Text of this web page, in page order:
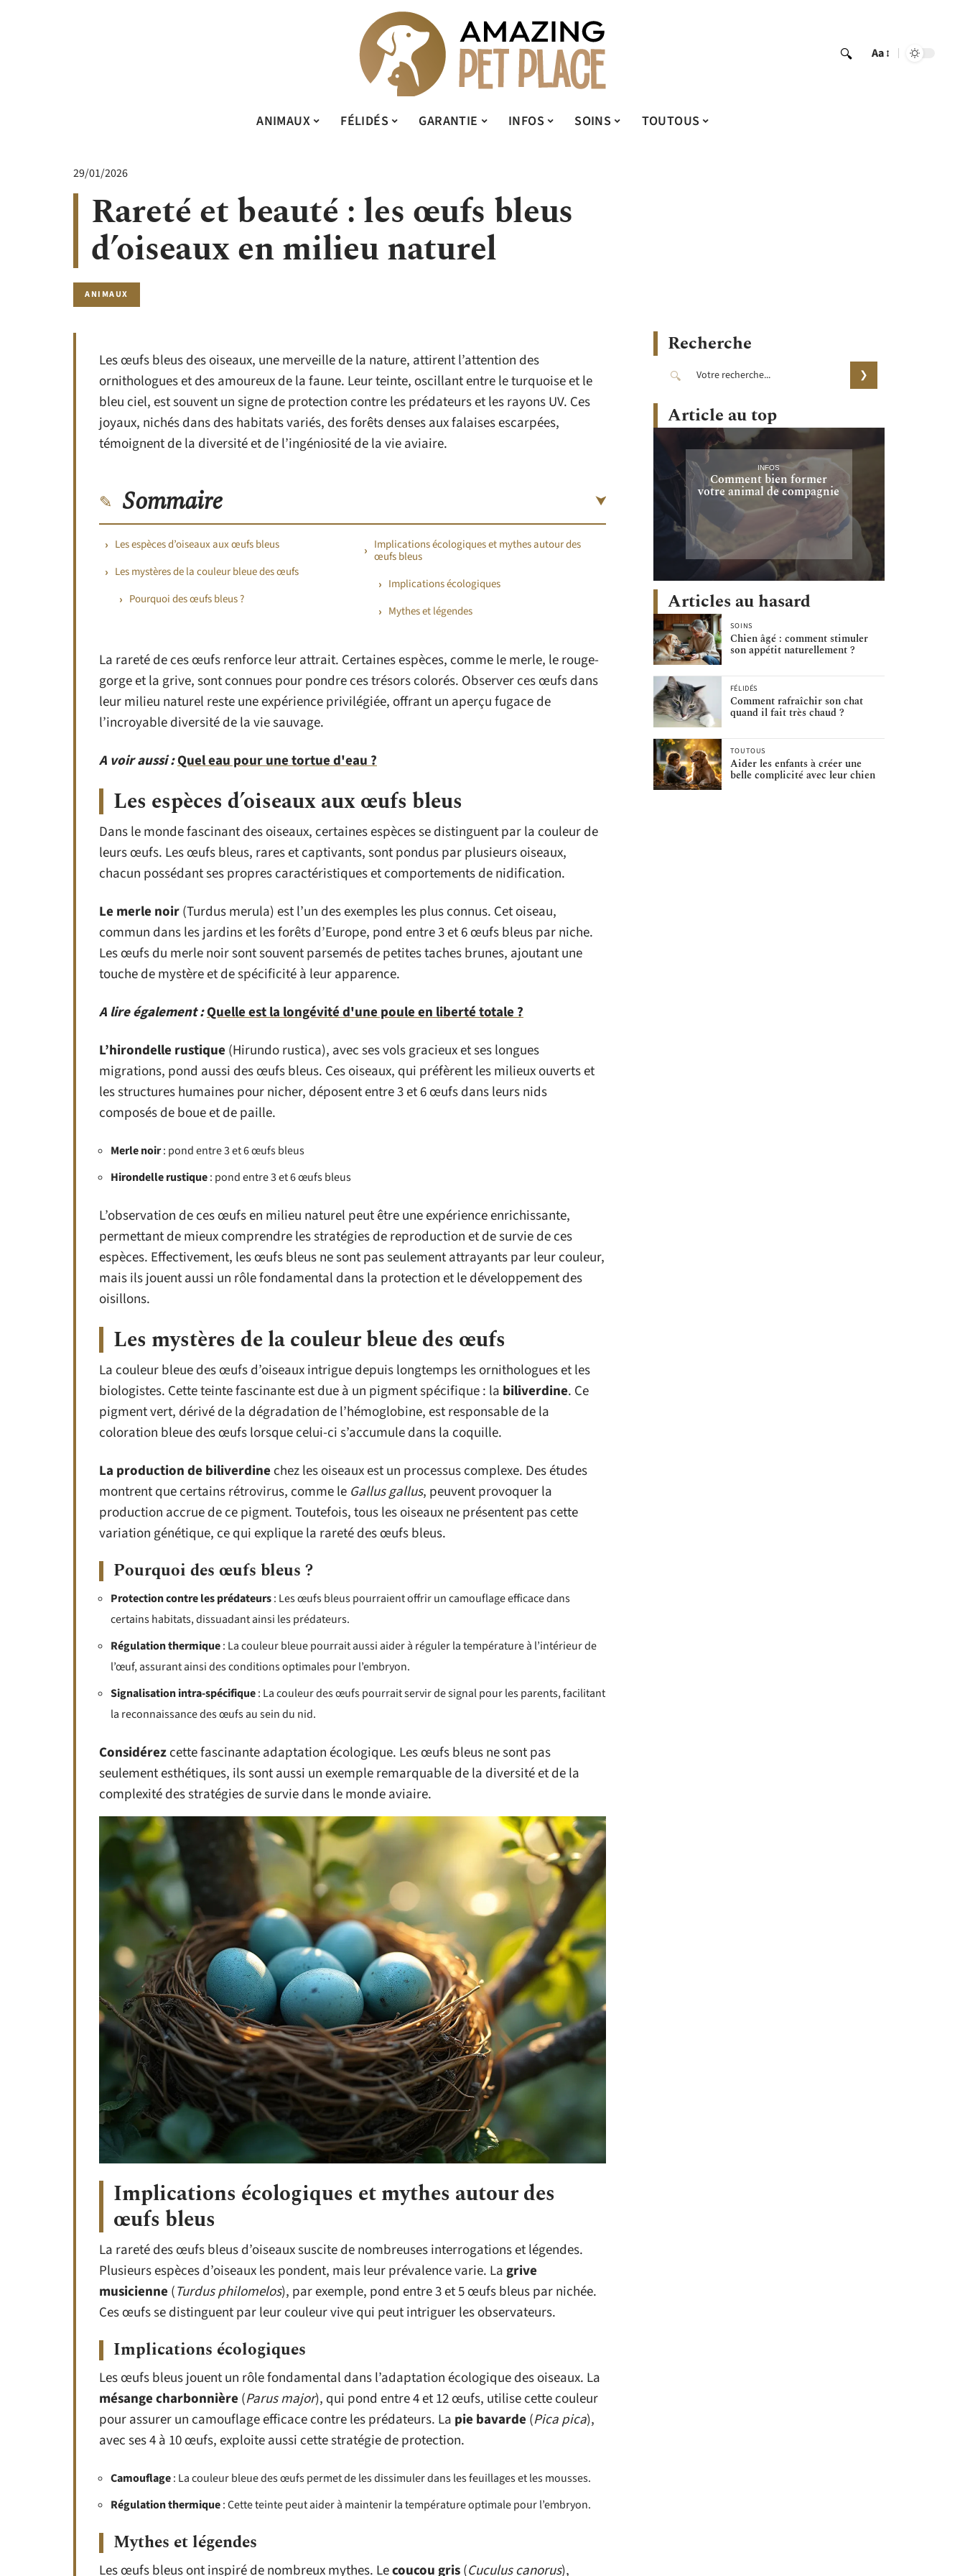
Aa
ANIMAUX FÉLIDÉS GARANTIE INFOS SOINS TOUTOUS
29/01/2026
Rareté et beauté : les œufs bleus
d’oiseaux en milieu naturel
ANIMAUX
Les œufs bleus des oiseaux, une merveille de la nature, attirent l’attention des
ornithologues et des amoureux de la faune. Leur teinte, oscillant entre le turquoise et le
bleu ciel, est souvent un signe de protection contre les prédateurs et les rayons UV. Ces
joyaux, nichés dans des habitats variés, des forêts denses aux falaises escarpées,
témoignent de la diversité et de l’ingéniosité de la vie aviaire.
Sommaire
Les espèces d’oiseaux aux œufs bleus
Les mystères de la couleur bleue des œufs
Pourquoi des œufs bleus ?
Implications écologiques et mythes autour des
œufs bleus
Implications écologiques
Mythes et légendes
La rareté de ces œufs renforce leur attrait. Certaines espèces, comme le merle, le rouge-
gorge et la grive, sont connues pour pondre ces trésors colorés. Observer ces œufs dans
leur milieu naturel reste une expérience privilégiée, offrant un aperçu fugace de
l’incroyable diversité de la vie sauvage.
A voir aussi :Quel eau pour une tortue d'eau ?
Les espèces d’oiseaux aux œufs bleus
Dans le monde fascinant des oiseaux, certaines espèces se distinguent par la couleur de
leurs œufs. Les œufs bleus, rares et captivants, sont pondus par plusieurs oiseaux,
chacun possédant ses propres caractéristiques et comportements de nidification.
Le merle noir(Turdus merula) est l’un des exemples les plus connus. Cet oiseau,
commun dans les jardins et les forêts d’Europe, pond entre 3 et 6 œufs bleus par niche.
Les œufs du merle noir sont souvent parsemés de petites taches brunes, ajoutant une
touche de mystère et de spécificité à leur apparence.
A lire également :Quelle est la longévité d'une poule en liberté totale ?
L’hirondelle rustique (Hirundo rustica), avec ses vols gracieux et ses longues
migrations, pond aussi des œufs bleus. Ces oiseaux, qui préfèrent les milieux ouverts et
les structures humaines pour nicher, déposent entre 3 et 6 œufs dans leurs nids
composés de boue et de paille.
Merle noir: pond entre 3 et 6 œufs bleus
Hirondelle rustique: pond entre 3 et 6 œufs bleus
L’observation de ces œufs en milieu naturel peut être une expérience enrichissante,
permettant de mieux comprendre les stratégies de reproduction et de survie de ces
espèces. Effectivement, les œufs bleus ne sont pas seulement attrayants par leur couleur,
mais ils jouent aussi un rôle fondamental dans la protection et le développement des
oisillons.
Les mystères de la couleur bleue des œufs
La couleur bleue des œufs d’oiseaux intrigue depuis longtemps les ornithologues et les
biologistes. Cette teinte fascinante est due à un pigment spécifique : la biliverdine. Ce
pigment vert, dérivé de la dégradation de l’hémoglobine, est responsable de la
coloration bleue des œufs lorsque celui-ci s’accumule dans la coquille.
La production de biliverdine chez les oiseaux est un processus complexe. Des études
montrent que certains rétrovirus, comme le Gallus gallus, peuvent provoquer la
production accrue de ce pigment. Toutefois, tous les oiseaux ne présentent pas cette
variation génétique, ce qui explique la rareté des œufs bleus.
Pourquoi des œufs bleus ?
Protection contre les prédateurs: Les œufs bleus pourraient offrir un camouflage efficace dans
certains habitats, dissuadant ainsi les prédateurs.
Régulation thermique: La couleur bleue pourrait aussi aider à réguler la température à l’intérieur de
l’œuf, assurant ainsi des conditions optimales pour l’embryon.
Signalisation intra-spécifique: La couleur des œufs pourrait servir de signal pour les parents, facilitant
la reconnaissance des œufs au sein du nid.
Considérezcette fascinante adaptation écologique. Les œufs bleus ne sont pas
seulement esthétiques, ils sont aussi un exemple remarquable de la diversité et de la
complexité des stratégies de survie dans le monde aviaire.
Implications écologiques et mythes autour des
œufs bleus
La rareté des œufs bleus d’oiseaux suscite de nombreuses interrogations et légendes.
Plusieurs espèces d’oiseaux les pondent, mais leur prévalence varie. Lagrive
musicienne (Turdus philomelos), par exemple, pond entre 3 et 5 œufs bleus par nichée.
Ces œufs se distinguent par leur couleur vive qui peut intriguer les observateurs.
Implications écologiques
Les œufs bleus jouent un rôle fondamental dans l’adaptation écologique des oiseaux. La
mésange charbonnière (Parus major), qui pond entre 4 et 12 œufs, utilise cette couleur
pour assurer un camouflage efficace contre les prédateurs. La pie bavarde (Pica pica),
avec ses 4 à 10 œufs, exploite aussi cette stratégie de protection.
Camouflage: La couleur bleue des œufs permet de les dissimuler dans les feuillages et les mousses.
Régulation thermique: Cette teinte peut aider à maintenir la température optimale pour l’embryon.
Mythes et légendes
Les œufs bleus ont inspiré de nombreux mythes. Lecoucou gris(Cuculus canorus),
Recherche
Article au top
INFOS
Comment bien former
votre animal de compagnie
Articles au hasard
SOINS
Chien âgé : comment stimuler
son appétit naturellement ?
FÉLIDÉS
Comment rafraîchir son chat
quand il fait très chaud ?
TOUTOUS
Aider les enfants à créer une
belle complicité avec leur chien